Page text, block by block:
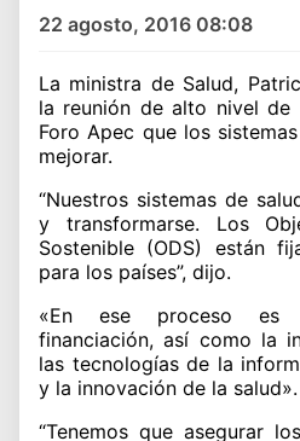
22 agosto, 2016 08:08
La ministra de Salud,
la reunión de alto nivel de
Foro Apec que los
mejorar.
“Nuestros sistemas de
y transformarse. Los
Sostenible (ODS) están
para los países”, dijo.
«En ese proceso es
financiación, así como la
las tecnologías de la
y la innovación de la salud».
“Tenemos que asegurar